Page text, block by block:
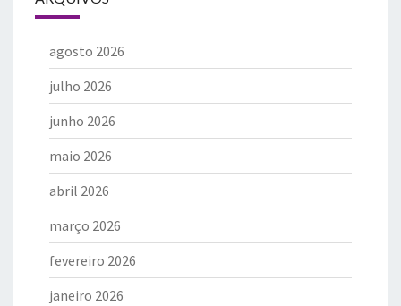
agosto 2026
julho 2026
junho 2026
maio 2026
abril 2026
março 2026
fevereiro 2026
janeiro 2026